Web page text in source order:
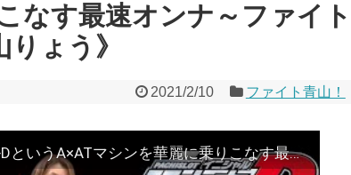
なす最速オンナ～ファイト
ょう》
2021/2/10 ファイト青山！
【パチスロ頭文字D】～イニシャルDというA×ATマシンを華麗に乗りこなす最速オンナ～ファイト青山！#63＆64《青山りょう》[必勝本WEB-TV][パチンコ][パチスロ][スロット]